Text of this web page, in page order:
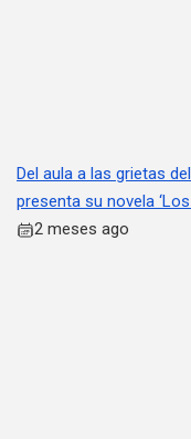
Del aula a las grietas
presenta su novela
2 meses ago